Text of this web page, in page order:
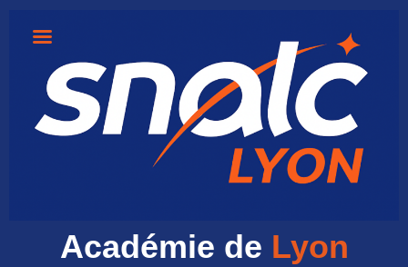
Académie de Lyon